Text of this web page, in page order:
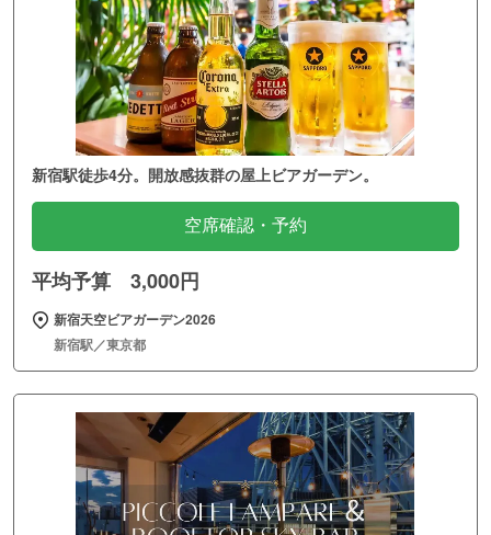
新宿駅徒歩4分。開放感抜群の屋上ビアガーデン。
空席確認・予約
平均予算 3,000円
新宿天空ビアガーデン2026
新宿駅／東京都